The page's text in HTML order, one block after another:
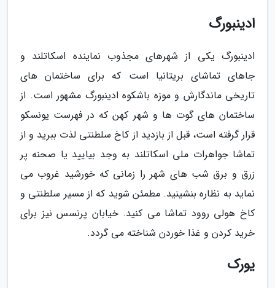
ادینبورگ
ادینبورگ یکی از شهرهای مجذوب نماینده اسکاتلند و
جاهای تماشای بریتانیا است که برای ساختمان های
تاریخی ماندگارش و موزه باشکوه ادینبورگ مشهور است. از
ساختمان های گوت ها و شهر کهن که در فهرست یونسکو
قرار گرفته است، قبل از بازدید از کاخ سلطنتی لذت ببرید و از
تماشا جواهرات ملی اسکاتلند به وجد بیایید یا صحنه پر
زرق و برق شب های شهر را زمانی که خورشید غروب می
نماید به نظاره بنشینید. مطمئن شوید که از مسیر سلطنتی و
کاخ هولی روود تماشا می کنید. خیابان پرنسس نیز برای
خرید کردن و غذا خوردن شناخته می گردد.
یورک